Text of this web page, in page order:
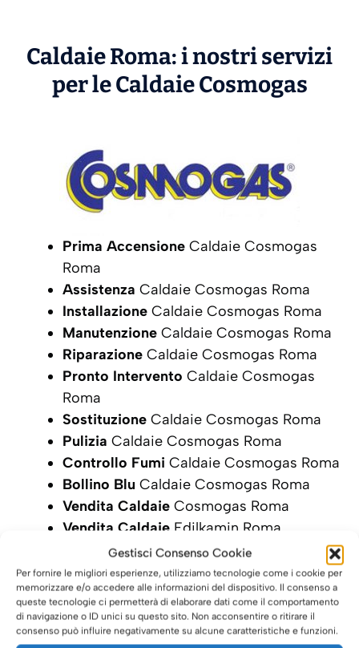
Gestisci Consenso Cookie
Per fornire le migliori esperienze, utilizziamo tecnologie come i cookie per
memorizzare e/o accedere alle informazioni del dispositivo. Il consenso a
queste tecnologie ci permetterà di elaborare dati come il comportamento
di navigazione o ID unici su questo sito. Non acconsentire o ritirare il
consenso può influire negativamente su alcune caratteristiche e funzioni.
Caldaie Roma: i nostri servizi
per le CaldaieCosmogas
Prima Accensione Caldaie Cosmogas
Roma
Assistenza Caldaie Cosmogas Roma
Installazione Caldaie Cosmogas Roma
Manutenzione Caldaie Cosmogas Roma
Riparazione Caldaie Cosmogas Roma
Pronto Intervento Caldaie Cosmogas
Roma
Sostituzione Caldaie Cosmogas Roma
Pulizia Caldaie Cosmogas Roma
Controllo Fumi Caldaie Cosmogas Roma
Bollino Blu Caldaie Cosmogas Roma
Vendita Caldaie Cosmogas Roma
Vendita Caldaie Edilkamin Roma
SCRIVI ORA LA TUA RICHIESTA DI
INTERVENTO